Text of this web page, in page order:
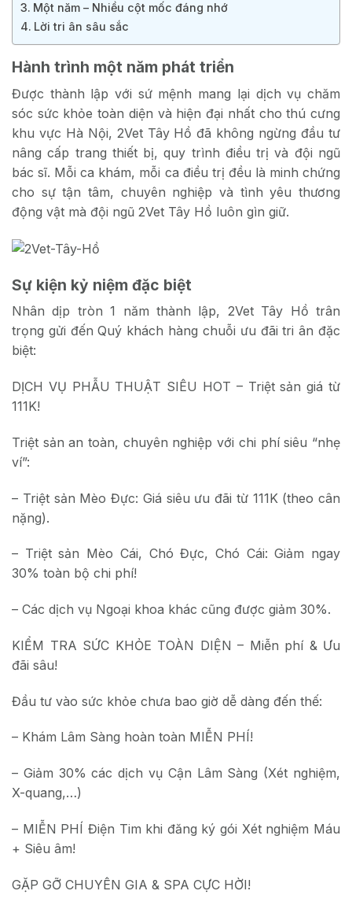
Một năm – Nhiều cột mốc đáng nhớ
Lời tri ân sâu sắc
Hành trình một năm phát triển
Được thành lập với sứ mệnh mang lại dịch vụ chăm
sóc sức khỏe toàn diện và hiện đại nhất cho thú cưng
khu vực Hà Nội, 2Vet Tây Hồ đã không ngừng đầu tư
nâng cấp trang thiết bị, quy trình điều trị và đội ngũ
bác sĩ. Mỗi ca khám, mỗi ca điều trị đều là minh chứng
cho sự tận tâm, chuyên nghiệp và tình yêu thương
động vật mà đội ngũ 2Vet Tây Hồ luôn gìn giữ.
Sự kiện kỷ niệm đặc biệt
Nhân dịp tròn 1 năm thành lập, 2Vet Tây Hồ trân
trọng gửi đến Quý khách hàng chuỗi ưu đãi tri ân đặc
biệt:
DỊCH VỤ PHẪU THUẬT SIÊU HOT – Triệt sản giá từ
111K!
Triệt sản an toàn, chuyên nghiệp với chi phí siêu “nhẹ
ví”:
– Triệt sản Mèo Đực: Giá siêu ưu đãi từ 111K (theo cân
nặng).
– Triệt sản Mèo Cái, Chó Đực, Chó Cái: Giảm ngay
30% toàn bộ chi phí!
– Các dịch vụ Ngoại khoa khác cũng được giảm 30%.
KIỂM TRA SỨC KHỎE TOÀN DIỆN – Miễn phí & Ưu
đãi sâu!
Đầu tư vào sức khỏe chưa bao giờ dễ dàng đến thế:
– Khám Lâm Sàng hoàn toàn MIỄN PHÍ!
– Giảm 30% các dịch vụ Cận Lâm Sàng (Xét nghiệm,
X-quang,…)
– MIỄN PHÍ Điện Tim khi đăng ký gói Xét nghiệm Máu
+ Siêu âm!
GẶP GỠ CHUYÊN GIA & SPA CỰC HỜI!